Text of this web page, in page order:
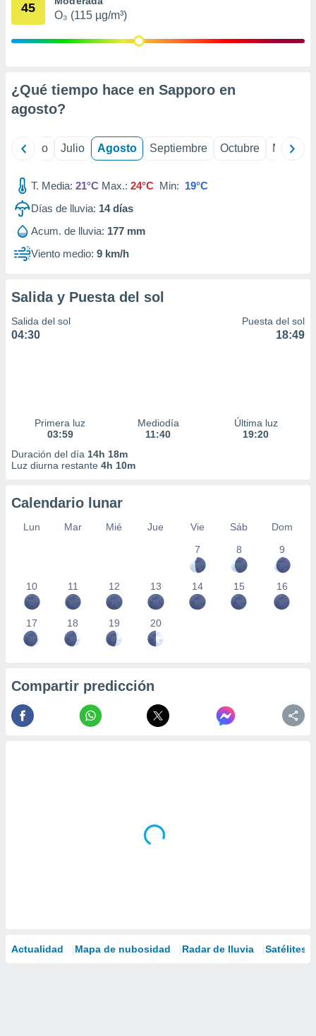
publicidad
publicidad
1199
45
O₃ (115 µg/m³)
¿Qué tiempo hace en Sapporo en
agosto?
Junio Julio Agosto Septiembre Octubre
T. Media: 21°C Max.: 24°C Min: 19°C
Días de lluvia: 14días
Acum. de lluvia: 177 mm
Viento medio: 9 km/h
Salida y Puesta del sol
Salida del sol
04:30
Puesta del sol
18:49
Primera luz
03:59
Mediodía
11:40
Última luz
19:20
Duración del día 14h 18m
Luz diurna restante 4h 10m
Calendario lunar
Lun Mar Mié Jue Vie Sáb
Dom
7
8 9
10 11 12 13 14 15 16
17 18 19 20
Compartir predicción
Actualidad Mapa de nubosidad Radar de lluvia Satélites